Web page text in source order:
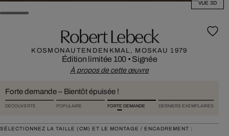
VUE 3D
Robert Lebeck
KOSMONAUTENDENKMAL, MOSKAU 1979
Édition limitée 100 • Signée
À propos de cette œuvre
Forte demande – Bientôt épuisée !
DÉCOUVERTE POPULAIRE FORTE DEMANDE DERNIERS EXEMPLAIRES
SÉLECTIONNEZ LA TAILLE (CM) ET LE MONTAGE / ENCADREMENT :